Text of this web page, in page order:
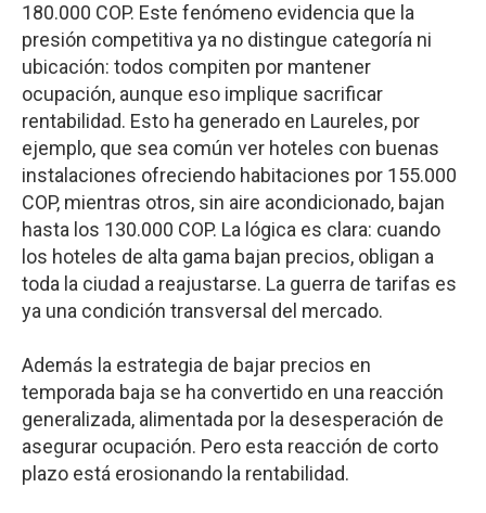
180.000 COP. Este fenómeno evidencia que la
presión competitiva ya no distingue categoría ni
ubicación: todos compiten por mantener
ocupación, aunque eso implique sacrificar
rentabilidad. Esto ha generado en Laureles, por
ejemplo, que sea común ver hoteles con buenas
instalaciones ofreciendo habitaciones por 155.000
COP, mientras otros, sin aire acondicionado, bajan
hasta los 130.000 COP. La lógica es clara: cuando
los hoteles de alta gama bajan precios, obligan a
toda la ciudad a reajustarse. La guerra de tarifas es
ya una condición transversal del mercado.
Además la estrategia de bajar precios en
temporada baja se ha convertido en una reacción
generalizada, alimentada por la desesperación de
asegurar ocupación. Pero esta reacción de corto
plazo está erosionando la rentabilidad.